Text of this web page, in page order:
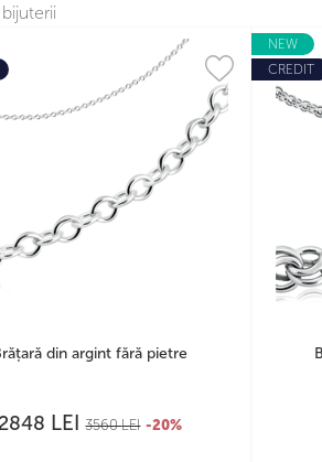
bijuterii
din argint fără pietre
2848 LEI 3560LEI -20%
NEW
CREDIT